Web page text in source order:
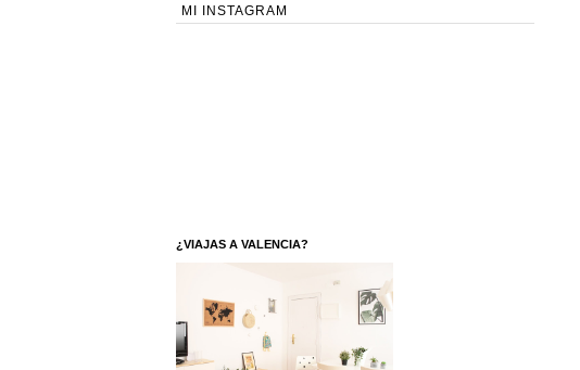
MI INSTAGRAM
¿VIAJAS A VALENCIA?